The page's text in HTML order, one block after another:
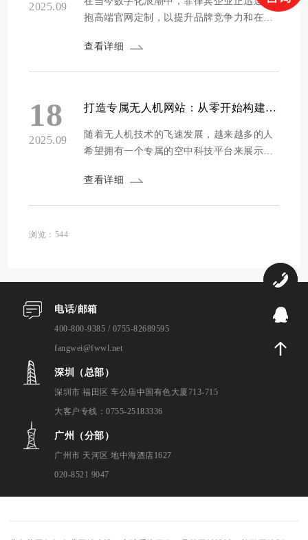
2025.09
抱高端官网定制，以提升品牌竞争力和在线
窗口，更是业务增长的关键驱动力。选择一
报。方维网站设计将深入探讨如何明智地筛
选和评估服务商，帮助菲律宾企业做出最佳
决策。 ...
查看详细
18
2025.09
打造专属无人机网站：从零开始构建你的空中科技平台
随着无人机技术的飞速发展，越来越多的人
希望拥有一个专属的空中科技平台来展示产
人机网站，不仅能提升品牌形象，还能连接
查看详细
浏览：544
电话/邮箱
400-800-9385 / 0755-82689595
fangwei@fwwl.net
深圳（总部）
深圳市 福田区 车公庙中国有色大厦713-715
大客户专线：0755-25183336
广州（分部）
广州市 天河区 地中海酒店1627
020-8521 9047